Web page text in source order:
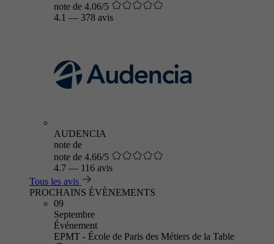
note de 4.06/5
4.1 — 378 avis
AUDENCIA
note de
note de 4.66/5
4.7 — 116 avis
Tous les avis
PROCHAINS ÉVÈNEMENTS
09
Septembre
Événement
EPMT - École de Paris des Métiers de la Table